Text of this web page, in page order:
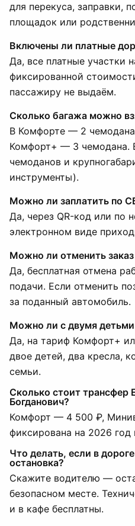
для перекуса, заправки,
площадок или
Включены ли платные
Да, все платные участки
фиксированной
пассажиру не выдаём.
Сколько багажа можно
В Комфорте — 2
Комфорт+ — 3 чемодана.
чемоданов и
инструменты).
Можно ли заплатить по
Да, через QR-код или по
электронном виде
Можно ли отменить заказ
Да, бесплатная отмена
подачи. Если отменить
за поданный автомобиль.
Можно ли с двумя детьми
Да, на тариф Комфорт+
двое детей, два кресла,
семьи.
Сколько стоит трансфер
Богданович?
Комфорт — 4 500 ₽,
фиксирована на 2026 год
Что делать, если в
остановка?
Скажите водителю —
безопасном месте.
и в кафе бесплатны.